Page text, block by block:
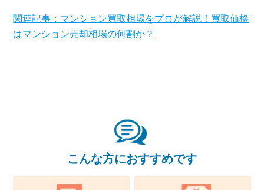
関西支社 0120-711-018
関連記事：マンション買取相場をプロが解説！買取価格
はマンション売却相場の何割か？
こんな方におすすめです